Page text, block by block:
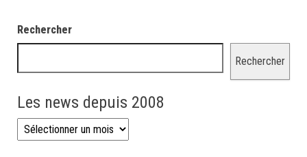
Rechercher
Rechercher
Les news depuis 2008
Les news depuis 2008